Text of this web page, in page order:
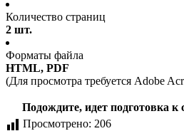
Количество страниц
2 шт.
Форматы файла
HTML, PDF
(Для просмотра требуется Adobe
Подождите, идет подготовка к
Просмотрено: 206